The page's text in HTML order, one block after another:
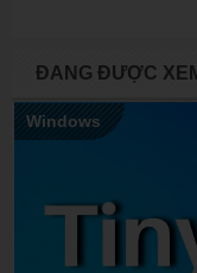
ĐANG ĐƯỢC
Windows